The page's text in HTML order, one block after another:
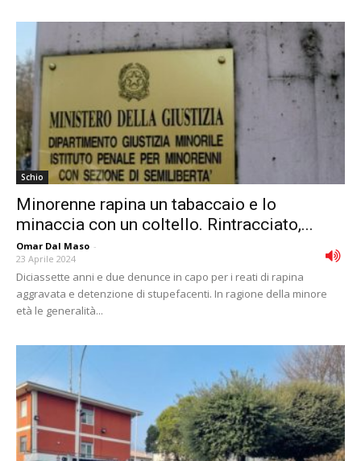
Schio
Minorenne rapina un tabaccaio e lo
minaccia con un coltello. Rintracciato,...
Omar Dal Maso -
23 Aprile 2024
Diciassette anni e due denunce in capo per i reati di rapina
aggravata e detenzione di stupefacenti. In ragione della minore
età le generalità...